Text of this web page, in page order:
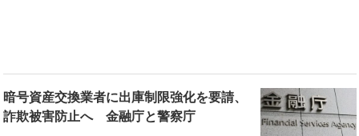
暗号資産交換業者に出庫制限強化を要請、
詐欺被害防止へ 金融庁と警察庁